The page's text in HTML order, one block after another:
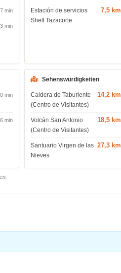
7 min
min
Estación de servicios
Shell Tazacorte
7,5 km
min
min
Sehenswürdigkeiten
Caldera de Taburiente
(Centro de Visitantes)
14,2 km
Volcán San Antonio
(Centro de Visitantes)
18,5 km
Santuario Virgen de las
Nieves
27,3 km